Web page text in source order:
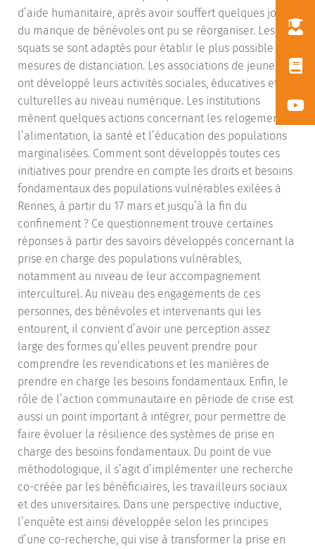
d’aide humanitaire, après avoir souffert quelques jours
du manque de bénévoles ont pu se réorganiser. Les
squats se sont adaptés pour établir le plus possible les
mesures de distanciation. Les associations de jeunes
ont développé leurs activités sociales, éducatives et
culturelles au niveau numérique. Les institutions
mènent quelques actions concernant les relogements,
l’alimentation, la santé et l’éducation des populations
marginalisées. Comment sont développés toutes ces
initiatives pour prendre en compte les droits et besoins
fondamentaux des populations vulnérables exilées à
Rennes, à partir du 17 mars et jusqu’à la fin du
confinement ? Ce questionnement trouve certaines
réponses à partir des savoirs développés concernant la
prise en charge des populations vulnérables,
notamment au niveau de leur accompagnement
interculturel. Au niveau des engagements de ces
personnes, des bénévoles et intervenants qui les
entourent, il convient d’avoir une perception assez
large des formes qu’elles peuvent prendre pour
comprendre les revendications et les manières de
prendre en charge les besoins fondamentaux. Enfin, le
rôle de l’action communautaire en période de crise est
aussi un point important à intégrer, pour permettre de
faire évoluer la résilience des systèmes de prise en
charge des besoins fondamentaux. Du point de vue
méthodologique, il s’agit d’implémenter une recherche
co-créée par les bénéficiaires, les travailleurs sociaux
et des universitaires. Dans une perspective inductive,
l’enquête est ainsi développée selon les principes
d’une co-recherche, qui vise à transformer la prise en